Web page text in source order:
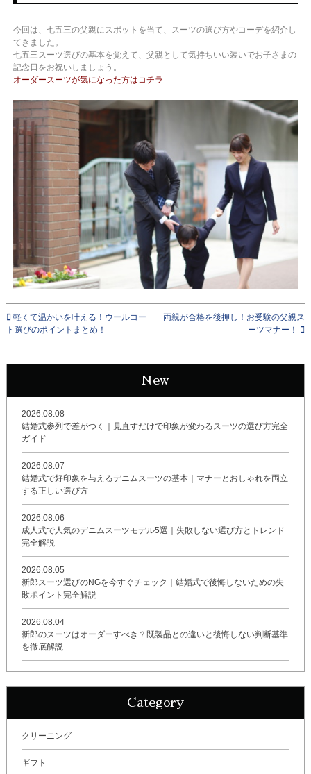
今回は、七五三の父親にスポットを当て、スーツの選び方やコーデを紹介し
てきました。
七五三スーツ選びの基本を覚えて、父親として気持ちいい装いでお子さまの
記念日をお祝いしましょう。
オーダースーツが気になった方はコチラ
軽くて温かいを叶える！ウールコー
ト選びのポイントまとめ！
両親が合格を後押し！お受験の父親ス
ーツマナー！
New
2026.08.08
結婚式参列で差がつく｜見直すだけで印象が変わるスーツの選び方完全
ガイド
2026.08.07
結婚式で好印象を与えるデニムスーツの基本｜マナーとおしゃれを両立
する正しい選び方
2026.08.06
成人式で人気のデニムスーツモデル5選｜失敗しない選び方とトレンド
完全解説
2026.08.05
新郎スーツ選びのNGを今すぐチェック｜結婚式で後悔しないための失
敗ポイント完全解説
2026.08.04
新郎のスーツはオーダーすべき？既製品との違いと後悔しない判断基準
を徹底解説
Category
クリーニング
ギフト